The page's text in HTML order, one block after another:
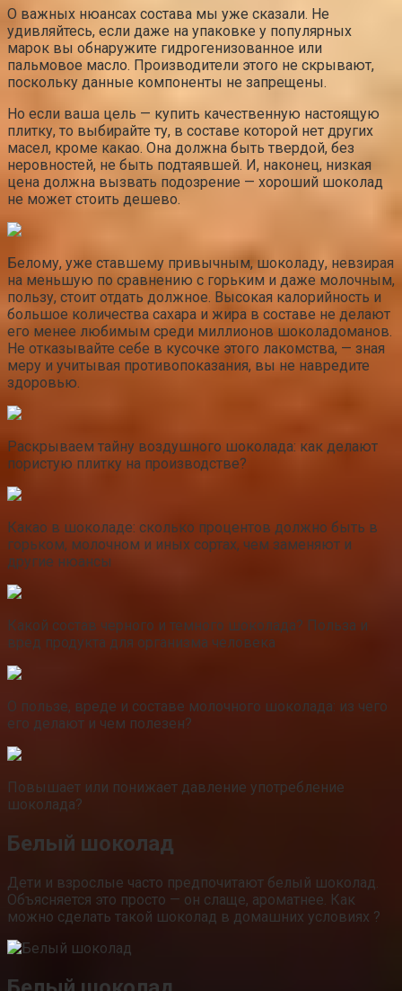
О важных нюансах состава мы уже сказали. Не
удивляйтесь, если даже на упаковке у популярных
марок вы обнаружите гидрогенизованное или
пальмовое масло. Производители этого не скрывают,
поскольку данные компоненты не запрещены.
Но если ваша цель — купить качественную настоящую
плитку, то выбирайте ту, в составе которой нет других
масел, кроме какао. Она должна быть твердой, без
неровностей, не быть подтаявшей. И, наконец, низкая
цена должна вызвать подозрение — хороший шоколад
не может стоить дешево.
Белому, уже ставшему привычным, шоколаду, невзирая
на меньшую по сравнению с горьким и даже молочным,
пользу, стоит отдать должное. Высокая калорийность и
большое количества сахара и жира в составе не делают
его менее любимым среди миллионов шоколадоманов.
Не отказывайте себе в кусочке этого лакомства, — зная
меру и учитывая противопоказания, вы не навредите
здоровью.
Раскрываем тайну воздушного шоколада: как делают
пористую плитку на производстве?
Какао в шоколаде: сколько процентов должно быть в
горьком, молочном и иных сортах, чем заменяют и
другие нюансы
Какой состав черного и темного шоколада? Польза и
вред продукта для организма человека
О пользе, вреде и составе молочного шоколада: из чего
его делают и чем полезен?
Повышает или понижает давление употребление
шоколада?
Белый шоколад
Дети и взрослые часто предпочитают белый шоколад.
Объясняется это просто — он слаще, ароматнее. Как
можно сделать такой шоколад в домашних условиях ?